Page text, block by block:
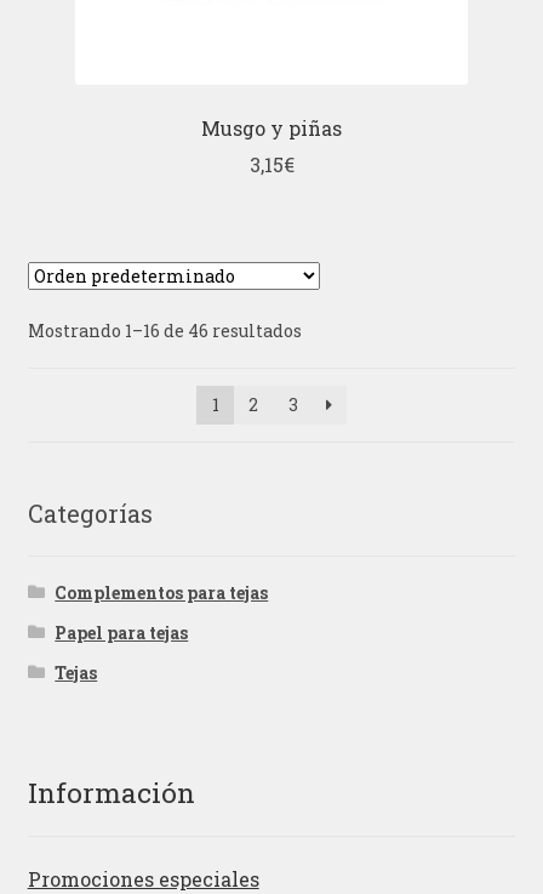
Musgo y piñas
3,15€
Mostrando 1–16 de 46 resultados
1 2 3
Categorías
Complementos para tejas
Papel para tejas
Tejas
Información
Promociones especiales